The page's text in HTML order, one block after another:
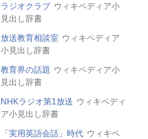
ラジオクラブ ウィキペディア小
見出し辞書
放送教育相談室 ウィキペディア
小見出し辞書
教育界の話題 ウィキペディア小
見出し辞書
NHKラジオ第1放送 ウィキペディ
ア小見出し辞書
「実用英語会話」時代 ウィキペ